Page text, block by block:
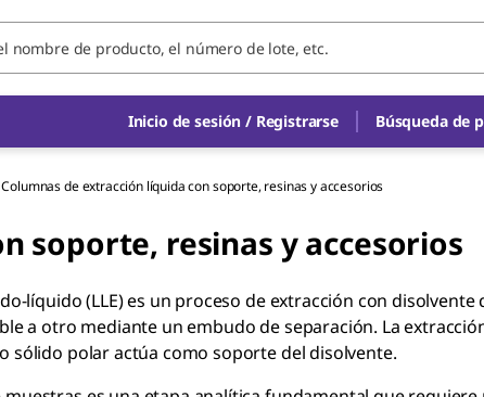
Inicio de sesión / Registrarse Búsqueda de
Columnas de extracción líquida con soporte, resinas y accesorios
soporte, resinas y accesorios
líquido (LLE) es un proceso de extracción con
a otro mediante un embudo de separación. La
sólido polar actúa como soporte del disolvente.